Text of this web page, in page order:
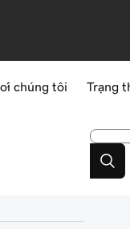
chúng tôi Trạng